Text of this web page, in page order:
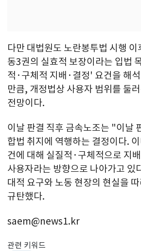
다만 대법원도 노란봉투법 시행
동3권의 실효적 보장이라는 입법
적·구체적 지배·결정' 요건을 해
만큼, 개정법상 사용자 범위를 둘
전망이다.
이날 판결 직후 금속노조는 "이날
합법 취지에 역행하는 결정이다.
건에 대해 실질적·구체적으로 지
사용자라는 방향으로 나아가고 있
대적 요구와 노동 현장의 현실을
규탄했다.
saem@news1.kr
관련 키워드